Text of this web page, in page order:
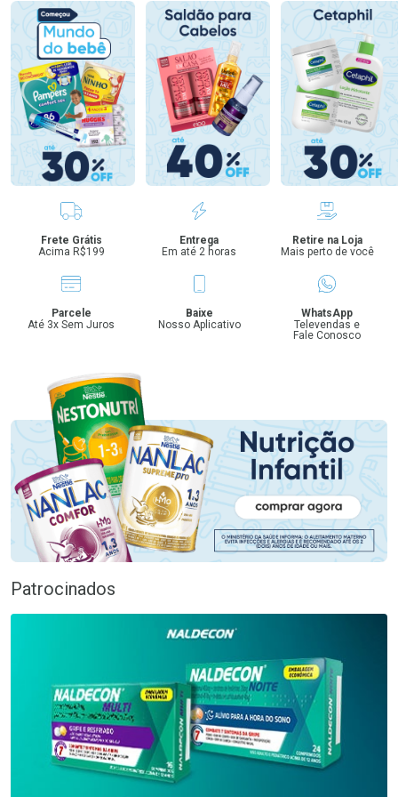
Benefícios
Frete Grátis
Acima R$199
Entrega
Em até 2 horas
Retire na Loja
Mais perto de você
Parcele
Até 3x Sem Juros
Baixe
Nosso Aplicativo
WhatsApp
Televendas e
Fale Conosco
Patrocinados